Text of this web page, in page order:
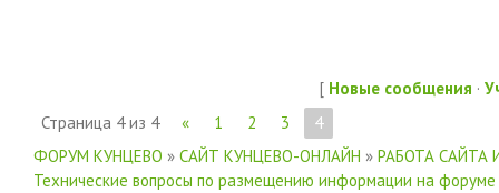
[ Новые сообщения ·
Страница 4из 4 « 1 2 3
4
ФОРУМ КУНЦЕВО » САЙТ КУНЦЕВО-ОНЛАЙН » РАБОТА САЙТА
Технические вопросы по размещению информации на форуме